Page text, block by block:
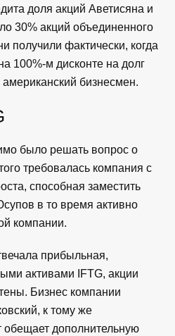
доля акций Аветисяна и
30% акций объединенного
получили фактически, когда
100%-м дисконте на долг
бизнесмен.
было решать вопрос о
требовалась компания с
способная заместить
в то время активно
компании.
прибыльная,
активами IFTG, акции
Бизнес компании
к тому же
обещает дополнительную